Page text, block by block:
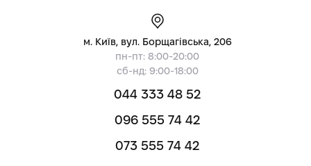
м. Київ, вул. Борщагівська, 206
пн-пт: 8:00-20:00
сб-нд: 9:00-18:00
044 333 48 52
096 555 74 42
073 555 74 42